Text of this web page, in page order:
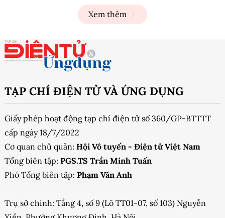
Xem thêm
TẠP CHÍ ĐIỆN TỬ VÀ ỨNG DỤNG
Giấy phép hoạt động tạp chí điện tử số 360/GP-BTTTT
cấp ngày 18/7/2022
Cơ quan chủ quản: Hội Vô tuyến - Điện tử Việt Nam
Tổng biên tập: PGS.TS Trần Minh Tuấn
Phó Tổng biên tập: Phạm Văn Anh
Trụ sở chính: Tầng 4, số 9 (Lô TT01-07, số 103) Nguyễn